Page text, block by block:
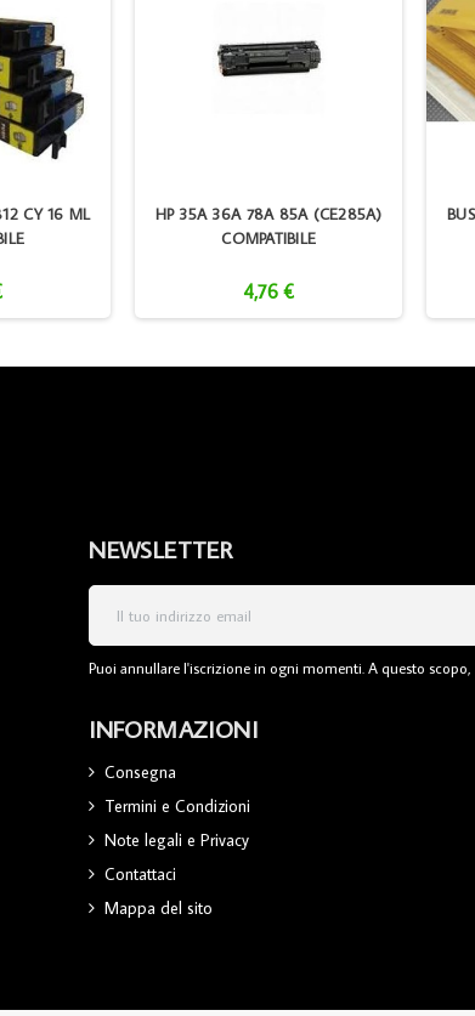
CY 16 ML
HP 35A 36A 78A 85A (CE285A)
COMPATIBILE
4,76 €
NEWSLETTER
Puoi annullare l'iscrizione in ogni momenti. A questo
INFORMAZIONI
Consegna
Termini e Condizioni
Note legali e Privacy
Contattaci
Mappa del sito